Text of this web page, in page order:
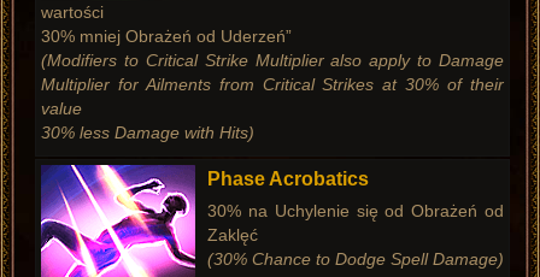
wartości
30% mniej Obrażeń od Uderzeń”
(Modifiers to Critical Strike Multiplier also apply to Damage
Multiplier for Ailments from Critical Strikes at 30% of their
value
30% less Damage with Hits)
Phase Acrobatics
30% na Uchylenie się od Obrażeń od
Zaklęć
(30% Chance to Dodge Spell Damage)